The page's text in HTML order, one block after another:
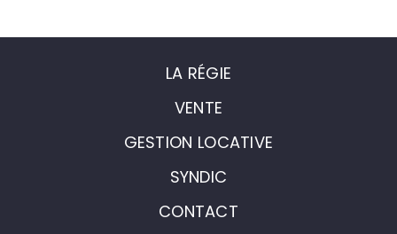
LA RÉGIE
VENTE
GESTION LOCATIVE
SYNDIC
CONTACT